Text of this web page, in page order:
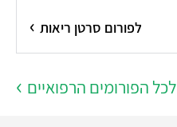
לפורום סרטן ריאות
לכל הפורומים הרפואיים